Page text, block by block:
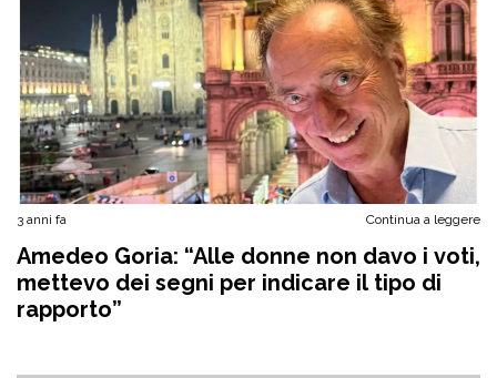
3 anni fa Continua a leggere
Amedeo Goria: “Alle donne non davo i voti,
mettevo dei segni per indicare il tipo di
rapporto”